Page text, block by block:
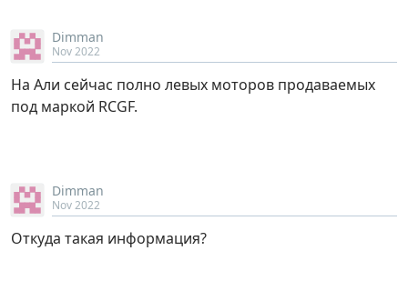
Dimman
Nov 2022
На Али сейчас полно левых моторов продаваемых
под маркой RCGF.
Dimman
Nov 2022
Откуда такая информация?